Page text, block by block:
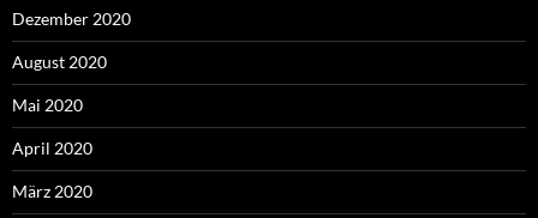
Dezember 2020
August 2020
Mai 2020
April 2020
März 2020